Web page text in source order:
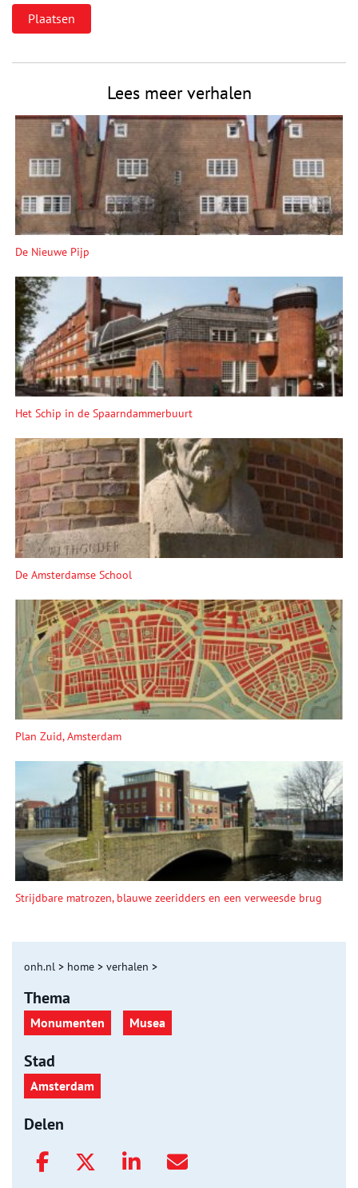
Lees meer verhalen
De Nieuwe Pijp
Het Schip in de Spaarndammerbuurt
De Amsterdamse School
Plan Zuid, Amsterdam
Strijdbare matrozen, blauwe zeeridders en een verweesde brug
onh.nl > home > verhalen >
Thema
Monumenten Musea
Stad
Amsterdam
Delen